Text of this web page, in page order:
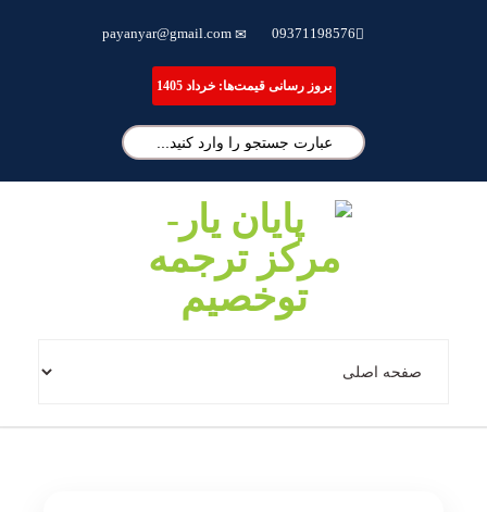
09371198576
payanyar@gmail.com
بروز رسانی قیمت‌ها: خرداد 1405